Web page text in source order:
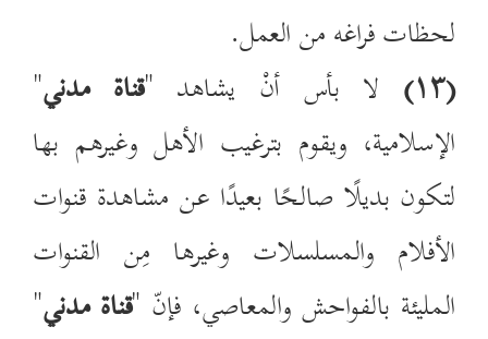
لحظات فراغه من العمل.
(۱۳) لا بأس أنْ يشاهد "قناة مدني"
الإسلامية، ويقوم بترغيب الأهل وغيرهم بها
لتكون بديلًا صالحًا بعيدًا عن مشاهدة قنوات
الأفلام والمسلسلات وغيرها مِن القنوات
المليئة بالفواحش والمعاصي، فإنّ "قناة مدني"